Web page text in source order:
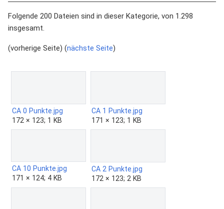
Folgende 200 Dateien sind in dieser Kategorie, von 1.298
insgesamt.
(vorherige Seite) (nächste Seite)
CA 0 Punkte.jpg
172 × 123; 1 KB
CA 1 Punkte.jpg
171 × 123; 1 KB
CA 10 Punkte.jpg
171 × 124; 4 KB
CA 2 Punkte.jpg
172 × 123; 2 KB